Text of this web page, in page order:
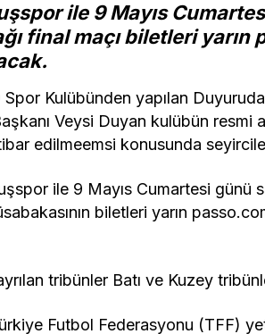
ile 9 Mayıs
final maçı biletleri yarın
Kulübünden yapılan
Veysi Duyan kulübün resmi
edilmeemsi konusunda
ile 9 Mayıs Cumartesi günü
biletleri yarın
tribünler Batı ve Kuzey
Futbol Federasyonu (TFF)